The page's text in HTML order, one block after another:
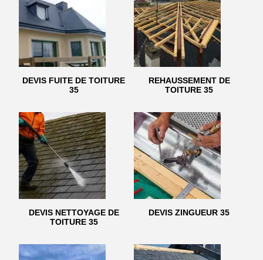
DEVIS FUITE DE TOITURE
35
REHAUSSEMENT DE
TOITURE 35
DEVIS NETTOYAGE DE
TOITURE 35
DEVIS ZINGUEUR 35